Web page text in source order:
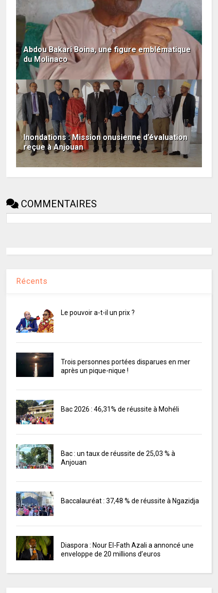
Abdou Bakari Boina, une figure emblématique
du Molinaco
Inondations : Mission onusienne d’évaluation
reçue à Anjouan
COMMENTAIRES
Récents
Le pouvoir a-t-il un prix ?
Trois personnes portées disparues en mer
après un pique-nique !
Bac 2026 : 46,31% de réussite à Mohéli
Bac : un taux de réussite de 25,03 % à
Anjouan
Baccalauréat : 37,48 % de réussite à Ngazidja
Diaspora : Nour El-Fath Azali a annoncé une
enveloppe de 20 millions d’euros